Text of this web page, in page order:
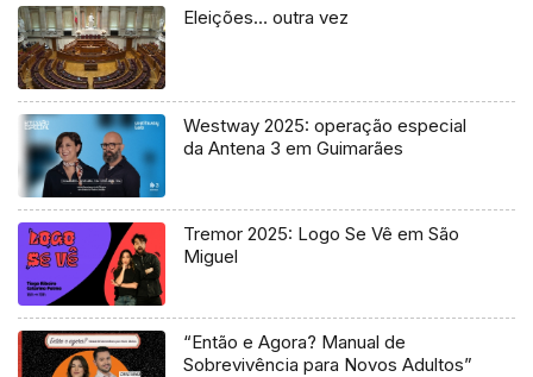
Eleições… outra vez
Westway 2025: operação especial
da Antena 3 em Guimarães
Tremor 2025: Logo Se Vê em São
Miguel
“Então e Agora? Manual de
Sobrevivência para Novos Adultos”